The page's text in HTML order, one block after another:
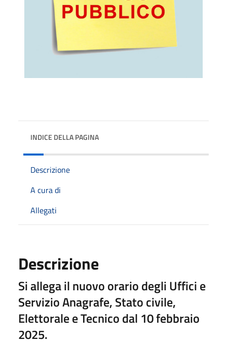
INDICE DELLA PAGINA
Descrizione
A cura di
Allegati
Descrizione
Si allega il nuovo orario degli Uffici e
Servizio Anagrafe, Stato civile,
Elettorale e Tecnico dal 10 febbraio
2025.